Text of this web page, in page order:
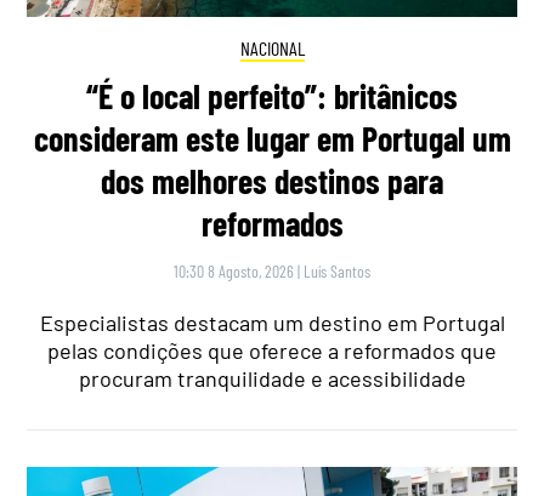
NACIONAL
“É o local perfeito”: britânicos
consideram este lugar em Portugal um
dos melhores destinos para
reformados
10:30 8 Agosto, 2026 | Luís Santos
Especialistas destacam um destino em Portugal
pelas condições que oferece a reformados que
procuram tranquilidade e acessibilidade